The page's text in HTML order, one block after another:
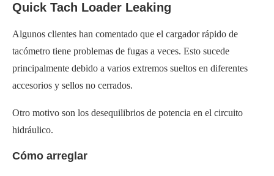
Quick Tach Loader Leaking
Algunos clientes han comentado que el cargador rápido de
tacómetro tiene problemas de fugas a veces. Esto sucede
principalmente debido a varios extremos sueltos en diferentes
accesorios y sellos no cerrados.
Otro motivo son los desequilibrios de potencia en el circuito
hidráulico.
Cómo arreglar